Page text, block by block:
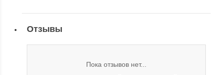
Отзывы
Пока отзывов нет...